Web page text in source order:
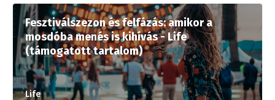
Fesztiválszezon és felfázás: amikor a
mosdóba menés is kihívás - Life
(támogatott tartalom)
Life